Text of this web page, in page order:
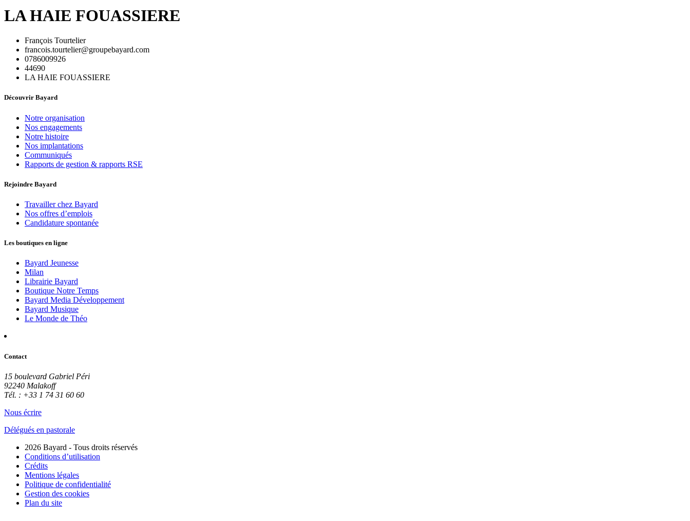
LA HAIE FOUASSIERE
François Tourtelier
francois.tourtelier@groupebayard.com
0786009926
44690
LA HAIE FOUASSIERE
Découvrir Bayard
Notre organisation
Nos engagements
Notre histoire
Nos implantations
Communiqués
Rapports de gestion & rapports RSE
Rejoindre Bayard
Travailler chez Bayard
Nos offres d’emplois
Candidature spontanée
Les boutiques en ligne
Bayard Jeunesse
Milan
Librairie Bayard
Boutique Notre Temps
Bayard Media Développement
Bayard Musique
Le Monde de Théo
Contact
15 boulevard Gabriel Péri
92240 Malakoff
Tél. : +33 1 74 31 60 60
Nous écrire
Délégués en pastorale
2026 Bayard - Tous droits réservés
Conditions d’utilisation
Crédits
Mentions légales
Politique de confidentialité
Gestion des cookies
Plan du site